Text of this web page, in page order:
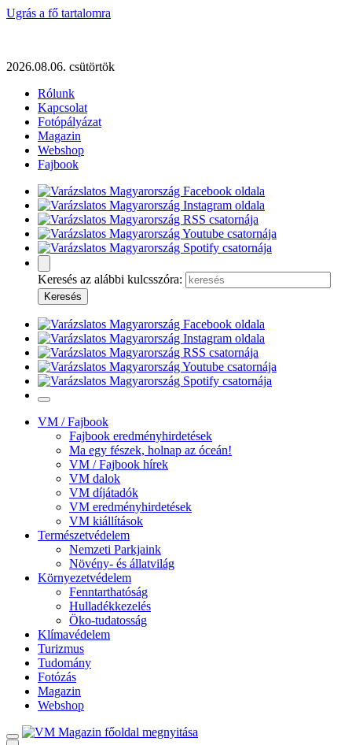
Ugrás a fő tartalomra
2026.08.06. csütörtök
Rólunk
Kapcsolat
Fotópályázat
Magazin
Webshop
Fajbook
Keresés az alábbi kulcsszóra:
VM / Fajbook
Fajbook eredményhirdetések
Ma egy fészek, holnap az óceán!
VM / Fajbook hírek
VM dalok
VM díjátadók
VM eredményhirdetések
VM kiállítások
Természetvédelem
Nemzeti Parkjaink
Növény- és állatvilág
Környezetvédelem
Fenntarthatóság
Hulladékkezelés
Öko-tudatosság
Klímavédelem
Turizmus
Tudomány
Fotózás
Magazin
Webshop